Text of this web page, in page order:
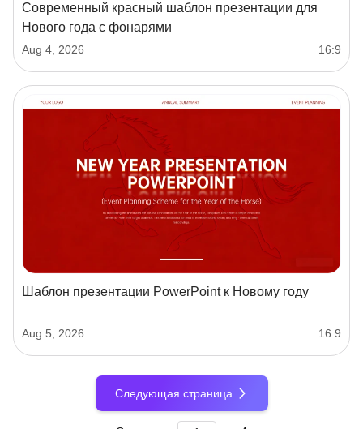
Современный красный шаблон презентации для
Нового года с фонарями
Aug 4, 2026 16:9
Шаблон презентации PowerPoint к Новому году
Aug 5, 2026 16:9
Следующая страница